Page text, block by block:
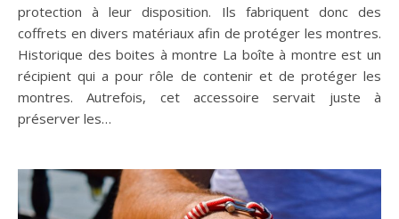
protection à leur disposition. Ils fabriquent donc des
coffrets en divers matériaux afin de protéger les montres.
Historique des boites à montre La boîte à montre est un
récipient qui a pour rôle de contenir et de protéger les
montres. Autrefois, cet accessoire servait juste à
préserver les…